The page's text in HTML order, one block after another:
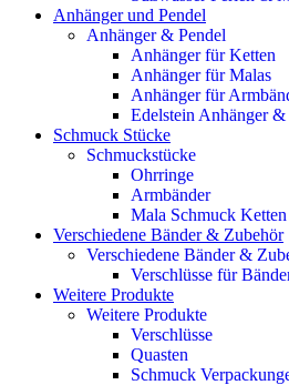
Anhänger und Pendel
Anhänger & Pendel
Anhänger für Ketten
Anhänger für Malas
Anhänger für
Edelstein Anhänger &
Schmuck Stücke
Schmuckstücke
Ohrringe
Armbänder
Mala Schmuck Ketten
Verschiedene Bänder & Zubehör
Verschiedene Bänder &
Verschlüsse für
Weitere Produkte
Weitere Produkte
Verschlüsse
Quasten
Schmuck